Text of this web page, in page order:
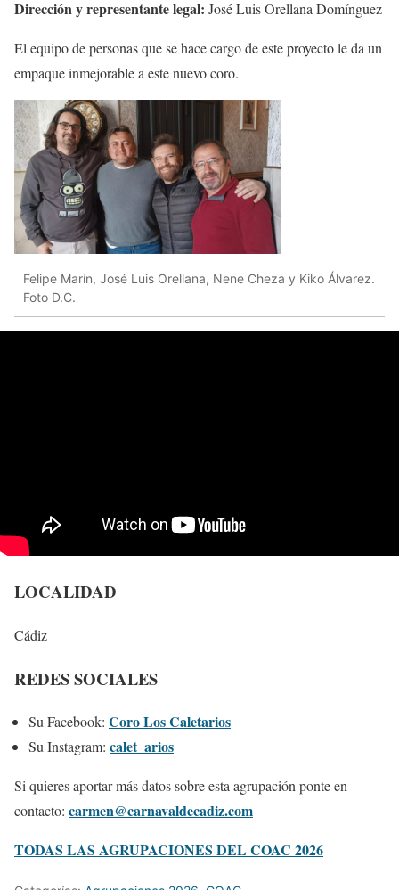
Dirección y representante legal: José Luis Orellana Domínguez
El equipo de personas que se hace cargo de este proyecto le da un
empaque inmejorable a este nuevo coro.
Felipe Marín, José Luis Orellana, Nene Cheza y Kiko Álvarez.
Foto D.C.
LOCALIDAD
Cádiz
REDES SOCIALES
Su Facebook: Coro Los Caletarios
Su Instagram: calet_arios
Si quieres aportar más datos sobre esta agrupación ponte en
contacto: carmen@carnavaldecadiz.com
TODAS LAS AGRUPACIONES DEL COAC 2026